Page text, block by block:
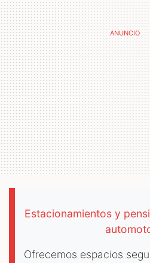
Estacionamientos y
Ofrecemos espacios